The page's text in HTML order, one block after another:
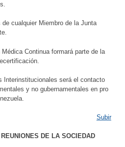
cualquier Miembro de la Junta
Continua formará parte de la
Interinstitucionales será el contacto
y no gubernamentales en pro
Subir
DE LA SOCIEDAD